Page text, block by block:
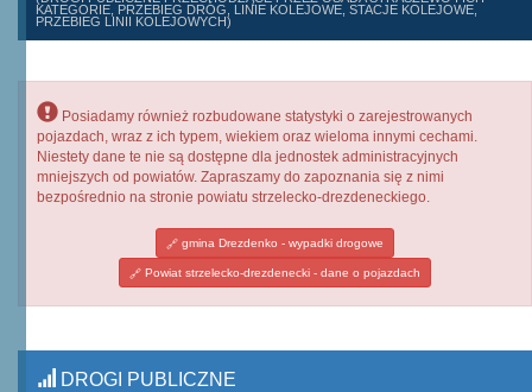
KATEGORIE, PRZEBIEG DRÓG, LINIE KOLEJOWE, STACJE KOLEJOWE,
PRZEBIEG LINII KOLEJOWYCH)
Posiadamy również rozbudowane statystyki o zarejestrowanych
pojazdach, wraz z ich typem, wiekiem oraz wieloma innymi cechami.
Niestety dane te nie są dostępne dla jednostek administracyjnych
mniejszych od powiatów. Zapraszamy do zapoznania się z nimi
bezpośrednio na stronie powiatu strzelecko-drezdeneckiego.
gmina Drezdenko - wypadki drogowe
Powiat strzelecko-drezdenecki - dane o pojazdach
DROGI PUBLICZNE